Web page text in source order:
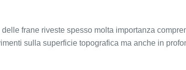
frane riveste spesso molta importanza
sulla superficie topografica ma anche in